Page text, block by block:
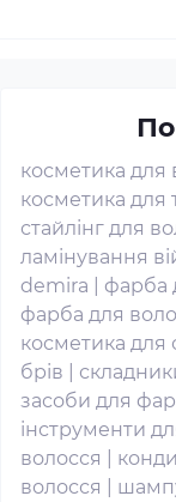
косметика для
косметика для
стайлінг для
ламінування
demira
фарба
фарба для
косметика для
брів
засоби для
інструменти
волосся
волосся